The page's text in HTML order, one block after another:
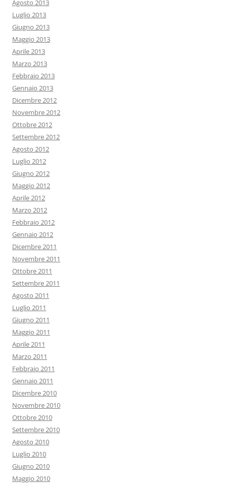
Agosto 2013
Luglio 2013
Giugno 2013
Maggio 2013
Aprile 2013
Marzo 2013
Febbraio 2013
Gennaio 2013
Dicembre 2012
Novembre 2012
Ottobre 2012
Settembre 2012
Agosto 2012
Luglio 2012
Giugno 2012
Maggio 2012
Aprile 2012
Marzo 2012
Febbraio 2012
Gennaio 2012
Dicembre 2011
Novembre 2011
Ottobre 2011
Settembre 2011
Agosto 2011
Luglio 2011
Giugno 2011
Maggio 2011
Aprile 2011
Marzo 2011
Febbraio 2011
Gennaio 2011
Dicembre 2010
Novembre 2010
Ottobre 2010
Settembre 2010
Agosto 2010
Luglio 2010
Giugno 2010
Maggio 2010